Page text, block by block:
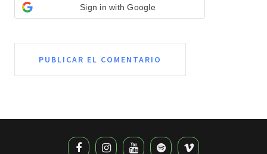
Sign in with Google